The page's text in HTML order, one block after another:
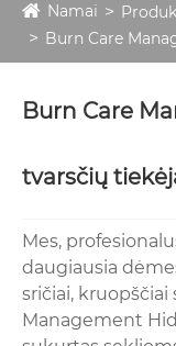
Namai
Burn Care
Burn Care
tvarsčių
Mes,
daugiausia
sričiai,
Management